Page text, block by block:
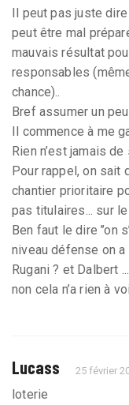
Il peut pas juste dire
peut être mal
mauvais résultat
responsables
chance)..
Bref assumer un
Il commence à me
Rien n’est jamais de
Pour rappel, on sait
chantier prioritaire
pas titulaires... sur
Ben faut le dire ’’on
niveau défense on a
Rugani ? et Dalbert
non cela n’a rien à
Lucass 25 février
loterie